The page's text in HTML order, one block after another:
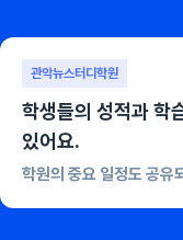
강태우어학원
학원의 모든 업무를
모바일앱이나 인터넷 전
있어요.